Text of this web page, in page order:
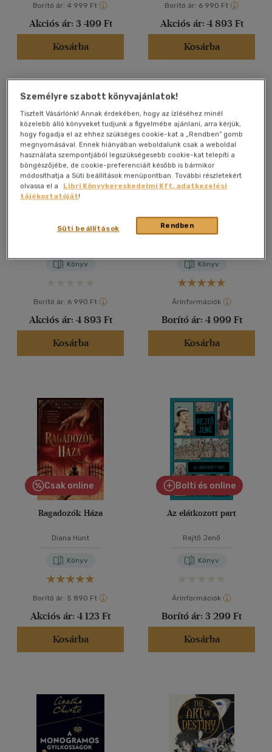
Felnőtt (9126)
Nyelv szerint
Magyar(8106)
Amerikai angol (3)
Angol (1489)
Angol-amerikai(1)
Dán(1)
Francia(45)
Holland(5)
Lengyel(1)
(74)
Borító ár: 4 999 Ft
Akciós ár: 3 499 Ft
Kosárba
Borító ár: 6 990 Ft
Akciós ár: 4 893 Ft
Kosárba
Csak online
Rook
Könyv
Borító ár: 6 990 Ft
Akciós ár: 4 893 Ft
Kosárba
Bolti és online
Senki bolondja
Könyv
Árinformációk
Borító ár: 4 999 Ft
Kosárba
Csak online
Ragadozók Háza
Diana Hunt
Könyv
Borító ár: 5 890 Ft
Akciós ár: 4 123 Ft
Kosárba
Bolti és online
Az elátkozott part
Rejtő Jenő
Könyv
Árinformációk
Borító ár: 3 299 Ft
Kosárba
Személyre szabott könyvajánlatok!
Tisztelt Vásárlónk! Annak érdekében, hogy az ízléséhez minél
közelebb álló könyveket tudjunk a figyelmébe ajánlani, arra kérjük,
hogy fogadja el az ehhez szükséges cookie-kat a „Rendben” gomb
megnyomásával. Ennek hiányában weboldalunk csak a weboldal
használata szempontjából legszükségesebb cookie-kat telepíti a
böngészőjébe, de cookie-preferenciáit később is bármikor
módosíthatja a Süti beállítások menüpontban. További részletekért
olvassa el a
Libri Könyvkereskedelmi Kft. adatkezelési
tájékoztatóját!
Rendben
Süti beállítások